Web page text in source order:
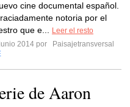
cine documental español.
notoria por el
que e...
Leer el resto
2014 por
Paisajetransversal
de Aaron